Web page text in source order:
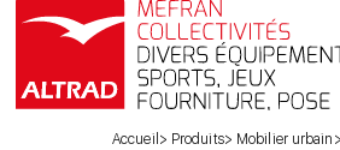
Accueil Produits Mobilier urbain